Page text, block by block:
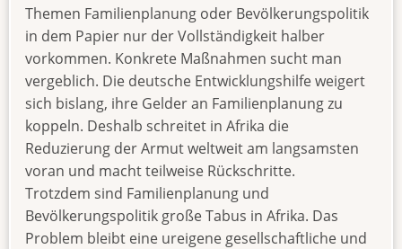
Themen Familienplanung oder Bevölkerungspolitik
in dem Papier nur der Vollständigkeit halber
vorkommen. Konkrete Maßnahmen sucht man
vergeblich. Die deutsche Entwicklungshilfe weigert
sich bislang, ihre Gelder an Familienplanung zu
koppeln. Deshalb schreitet in Afrika die
Reduzierung der Armut weltweit am langsamsten
voran und macht teilweise Rückschritte.
Trotzdem sind Familienplanung und
Bevölkerungspolitik große Tabus in Afrika. Das
Problem bleibt eine ureigene gesellschaftliche und